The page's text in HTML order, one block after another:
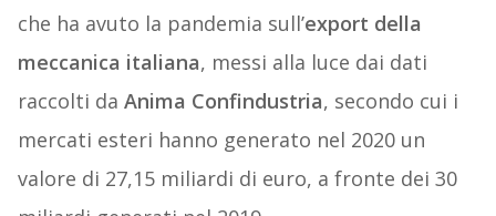
che ha avuto la pandemia sull’export della
meccanica italiana, messi alla luce dai dati
raccolti da Anima Confindustria, secondo cui i
mercati esteri hanno generato nel 2020 un
valore di 27,15 miliardi di euro, a fronte dei 30